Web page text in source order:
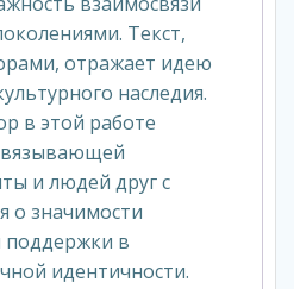
Текст,
отражает идею
наследия.
в этой работе
и людей друг с
о значимости
поддержки в
идентичности.